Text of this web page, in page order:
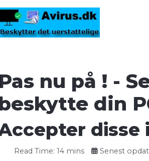
Pas nu på ! -
din
Read Time: 14 mins Senest